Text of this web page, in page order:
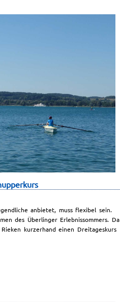
anbietet, muss flexibel sein.
des Überlinger Erlebnissommers. Da
kurzerhand einen Dreitageskurs